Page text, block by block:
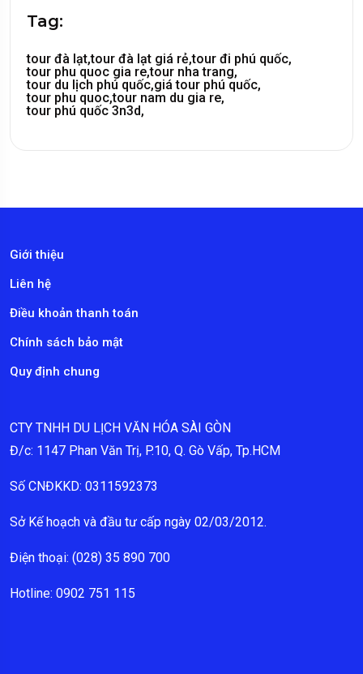
Tag:
tour đà lạt,tour đà lạt giá rẻ,tour đi phú quốc,
tour phu quoc gia re,tour nha trang,
tour du lịch phú quốc,giá tour phú quốc,
tour phu quoc,tour nam du gia re,
tour phú quốc 3n3d,
Giới thiệu
Liên hệ
Điều khoản thanh toán
Chính sách bảo mật
Quy định chung
CTY TNHH DU LỊCH VĂN HÓA SÀI GÒN
Đ/c: 1147 Phan Văn Trị, P.10, Q. Gò Vấp, Tp.HCM
Số CNĐKKD: 0311592373
Sở Kế hoạch và đầu tư cấp ngày 02/03/2012.
Điện thoại: (028) 35 890 700
Hotline: 0902 751 115